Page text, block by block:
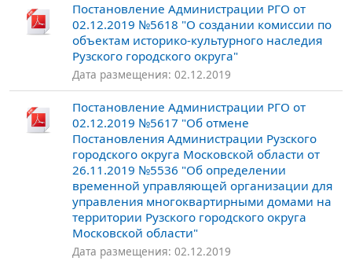
Постановление Администрации РГО от
02.12.2019 №5618 "О создании комиссии по
объектам историко-культурного наследия
Рузского городского округа"
Дата размещения: 02.12.2019
Постановление Администрации РГО от
02.12.2019 №5617 "Об отмене
Постановления Администрации Рузского
городского округа Московской области от
26.11.2019 №5536 "Об определении
временной управляющей организации для
управления многоквартирными домами на
территории Рузского городского округа
Московской области"
Дата размещения: 02.12.2019